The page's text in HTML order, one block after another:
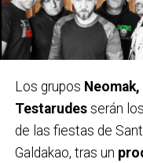
Los grupos
Testarudesserán
de las fiestas de
Galdakao, tras un